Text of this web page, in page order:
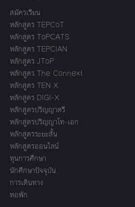
สมัครเรียน
หลักสูตร TEPCoT
หลักสูตร ToPCATS
หลักสูตร TEPCIAN
หลักสูตร JToP
หลักสูตร The Connext
หลักสูตร TEN X
หลักสูตร DIGI-X
หลักสูตรปริญญาตรี
หลักสูตรปริญญาโท-เอก
หลักสูตรระยะสั้น
หลักสูตรออนไลน์
ทุนการศึกษา
นักศึกษาปัจจุบัน
การเดินทาง
หอพัก